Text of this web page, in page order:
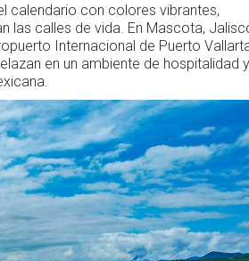
calendario con colores vibrantes,
las calles de vida. En Mascota,
Internacional de Puerto
en un ambiente de hospitalidad y